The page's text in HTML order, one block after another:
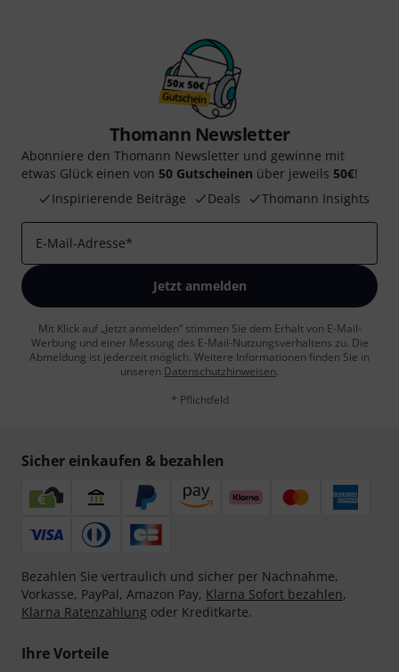
Thomann Newsletter
Abonniere den Thomann Newsletter und gewinne mit
etwas Glück einen von 50 Gutscheinen über jeweils 50€!
Inspirierende Beiträge
Deals Thomann Insights
E-Mail-Adresse*
Jetzt anmelden
Mit Klick auf „Jetzt anmelden“ stimmen Sie dem Erhalt von E-Mail-
Werbung und einer Messung des E-Mail-Nutzungsverhaltens zu. Die
Abmeldung ist jederzeit möglich. Weitere Informationen finden Sie in
unseren Datenschutzhinweisen.
* Pflichtfeld
Sicher einkaufen & bezahlen
Bezahlen Sie vertraulich und sicher per Nachnahme,
Vorkasse, PayPal, Amazon Pay, Klarna Sofort bezahlen,
Klarna Ratenzahlung oder Kreditkarte.
Ihre Vorteile